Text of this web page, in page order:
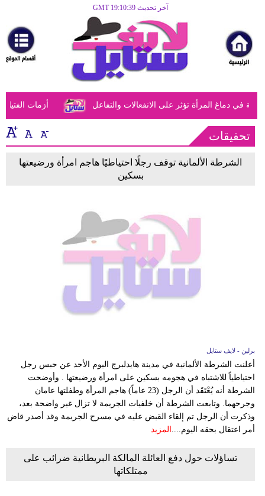
آخر تحديث GMT 19:10:39
مرأة
أزياء
أزياء
إسلامية
فن
ديكور
أزمات دماغ المرأة تؤثر على الانفعالات والتفاعل
تحقيقات
الشرطة الألمانية توقف رجلًا احتياطيًا هاجم امرأة ورضيعتها
بسكين
برلين - لايف ستايل
أعلنت الشرطة الألمانية في مدينة هايدلبرج اليوم الأحد عن حبس رجل
احتياطياً للاشتباه في هجومه بسكين على امرأة ورضيعتها . وأوضحت
الشرطة أنه يُعْتَقَد أن الرجل (23 عاماً) هاجم المرأة وطفلتها عامان
وجرحهما. وتابعت الشرطة أن خلفيات الجريمة لا تزال غير واضحة بعد،
وذكرت أن الرجل تم إلقاء القبض عليه في مسرح الجريمة وقد أصدر قاض
أمر اعتقال بحقه اليوم....
المزيد
تساؤلات حول دفع العائلة المالكة البريطانية ضرائب على
ممتلكاتها